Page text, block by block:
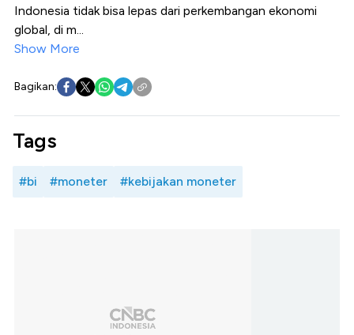
Indonesia tidak bisa lepas dari perkembangan ekonomi
global, di m...
Show More
Bagikan:
Tags
#bi #moneter #kebijakan moneter